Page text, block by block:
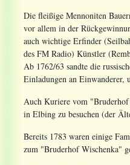
Die fleißige Mennoniten
vor allem in der
auch wichtige Erfinder
des FM Radio) Künstler
Ab 1762/63 sandte die
Einladungen an Einwanderer,
Auch Kuriere vom "Bruderhof
in Elbing zu besuchen (der
Bereits 1783 waren einige
zum "Bruderhof Wischenka"